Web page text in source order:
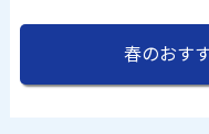
春のおす